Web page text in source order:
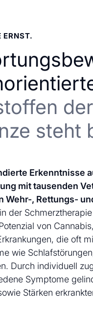
ERNST.
der
steht
Erkenntnisse
mit tausenden
Wehr-, Rettungs-
der
von
die oft
wie
Durch individuell
Symptome
Stärken